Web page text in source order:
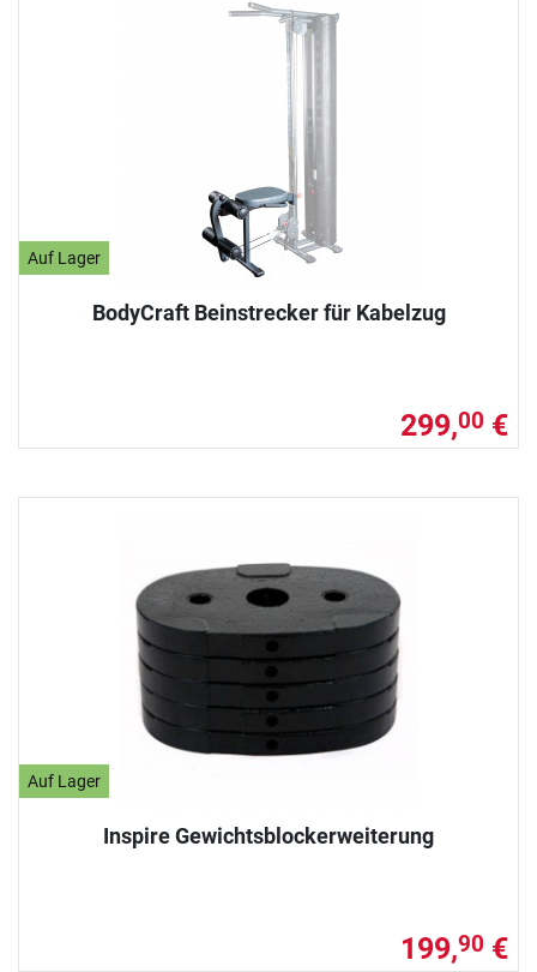
Auf Lager
BodyCraft Beinstrecker für Kabelzug
299,00 €
Auf Lager
Inspire Gewichtsblockerweiterung
199,90 €